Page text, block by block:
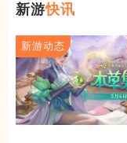
新游快讯
新游动态